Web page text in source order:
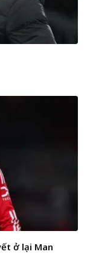
ở lại Man